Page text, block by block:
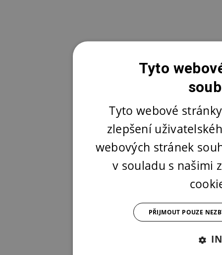
Tyto
Tyto webové
zlepšení
webových stránek
v souladu s našimi
PŘIJMOUT POUZE